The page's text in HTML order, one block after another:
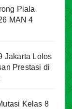
Piala
MAN 4
Jakarta Lolos
Prestasi di
Kelas 8